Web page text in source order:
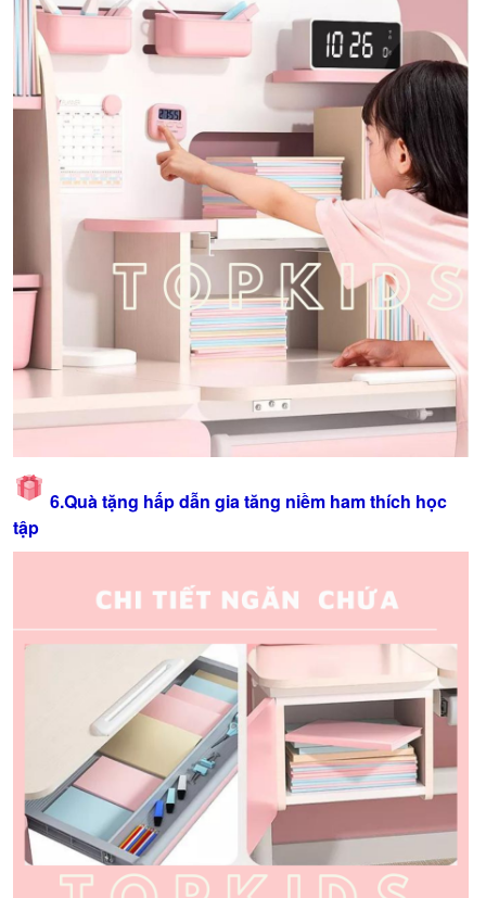
6.Quà tặng hấp dẫn gia tăng niềm ham thích học
tập